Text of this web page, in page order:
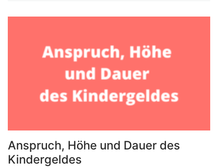
Anspruch, Höhe und Dauer des
Kindergeldes